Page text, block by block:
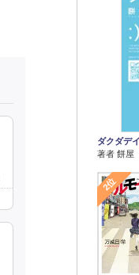
ダクダデ
著者 餅
2位